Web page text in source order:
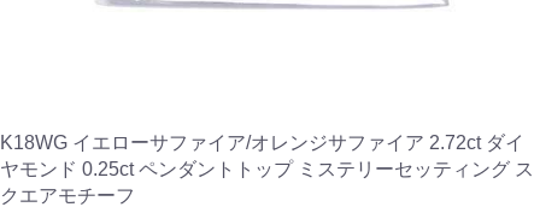
K18WG イエローサファイア/オレンジサファイア 2.72ct ダイ
ヤモンド 0.25ct ペンダントトップ ミステリーセッティング ス
クエアモチーフ